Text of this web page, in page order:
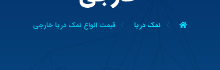
نمک دریا قیمت انواع نمک دریا خارجی